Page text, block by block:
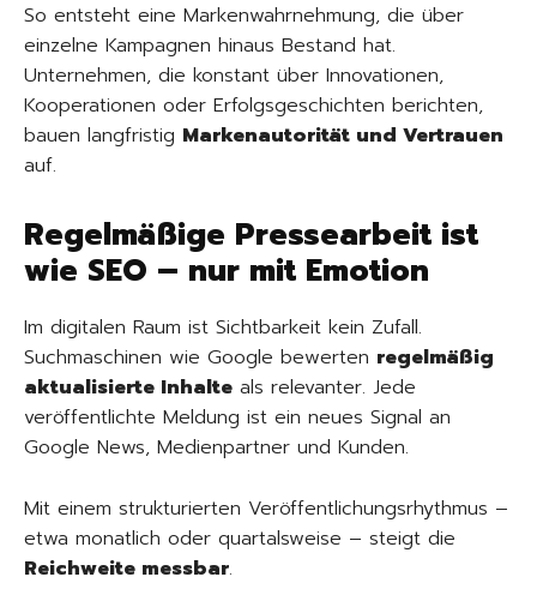
So entsteht eine Markenwahrnehmung, die über
einzelne Kampagnen hinaus Bestand hat.
Unternehmen, die konstant über Innovationen,
Kooperationen oder Erfolgsgeschichten berichten,
bauen langfristig Markenautorität und Vertrauen
auf.
Regelmäßige Pressearbeit ist
wie SEO – nur mit Emotion
Im digitalen Raum ist Sichtbarkeit kein Zufall.
Suchmaschinen wie Google bewerten regelmäßig
aktualisierte Inhalte als relevanter. Jede
veröffentlichte Meldung ist ein neues Signal an
Google News, Medienpartner und Kunden.
Mit einem strukturierten Veröffentlichungsrhythmus –
etwa monatlich oder quartalsweise – steigt die
Reichweite messbar.